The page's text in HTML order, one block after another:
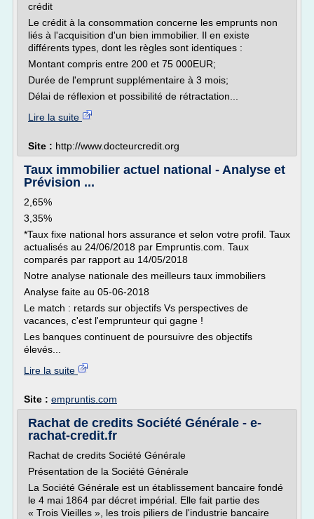
crédit
Le crédit à la consommation concerne les emprunts non
liés à l'acquisition d'un bien immobilier. Il en existe
différents types, dont les règles sont identiques :
Montant compris entre 200 et 75 000EUR;
Durée de l'emprunt supplémentaire à 3 mois;
Délai de réflexion et possibilité de rétractation...
Lire la suite
Site : http://www.docteurcredit.org
Taux immobilier actuel national - Analyse et
Prévision ...
2,65%
3,35%
*Taux fixe national hors assurance et selon votre profil. Taux
actualisés au 24/06/2018 par Empruntis.com. Taux
comparés par rapport au 14/05/2018
Notre analyse nationale des meilleurs taux immobiliers
Analyse faite au 05-06-2018
Le match : retards sur objectifs Vs perspectives de
vacances, c'est l'emprunteur qui gagne !
Les banques continuent de poursuivre des objectifs
élevés...
Lire la suite
Site : empruntis.com
Rachat de credits Société Générale - e-
rachat-credit.fr
Rachat de credits Société Générale
Présentation de la Société Générale
La Société Générale est un établissement bancaire fondé
le 4 mai 1864 par décret impérial. Elle fait partie des
« Trois Vieilles », les trois piliers de l'industrie bancaire